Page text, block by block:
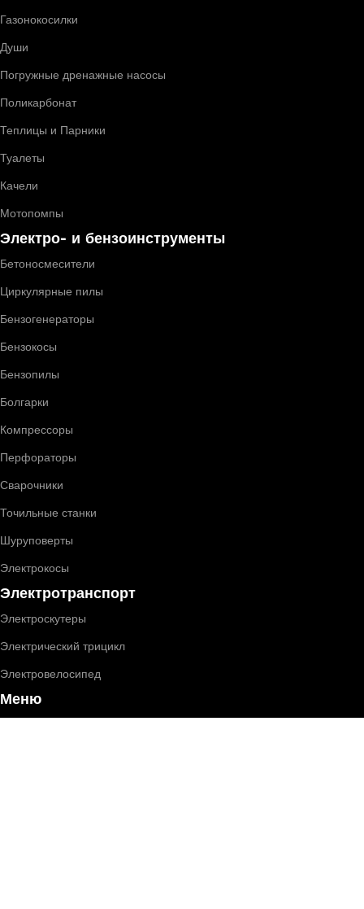
Газонокосилки
Души
Погружные дренажные насосы
Поликарбонат
Теплицы и Парники
Туалеты
Качели
Мотопомпы
Электро- и бензоинструменты
Бетоносмесители
Циркулярные пилы
Бензогенераторы
Бензокосы
Бензопилы
Болгарки
Компрессоры
Перфораторы
Сварочники
Точильные станки
Шуруповерты
Электрокосы
Электротранспорт
Электроскутеры
Электрический трицикл
Электровелосипед
Меню